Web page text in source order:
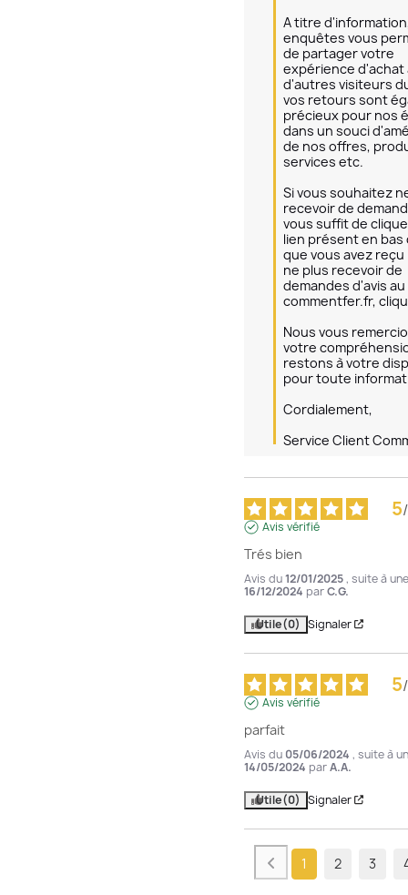
A titre
enquêtes vous
de partager votre
expérience d'achat
d'autres visiteurs
vos retours sont
précieux pour nos
dans un souci
de nos offres,
services etc.
Si vous souhaitez
recevoir de
vous suffit de
lien présent en bas
que vous avez reçu
ne plus recevoir de
demandes d'avis
commentfer.fr,
Nous vous
votre
restons à votre
pour toute
Cordialement,
Service Client
5/
Avis vérifié
Trés bien
Avis du12/01/2025, suite à
16/12/2024 parC.G.
Utile(0) Signaler
5/
Avis vérifié
parfait
Avis du 05/06/2024 , suite à
14/05/2024 parA.A.
Utile(0) Signaler
1 2 3